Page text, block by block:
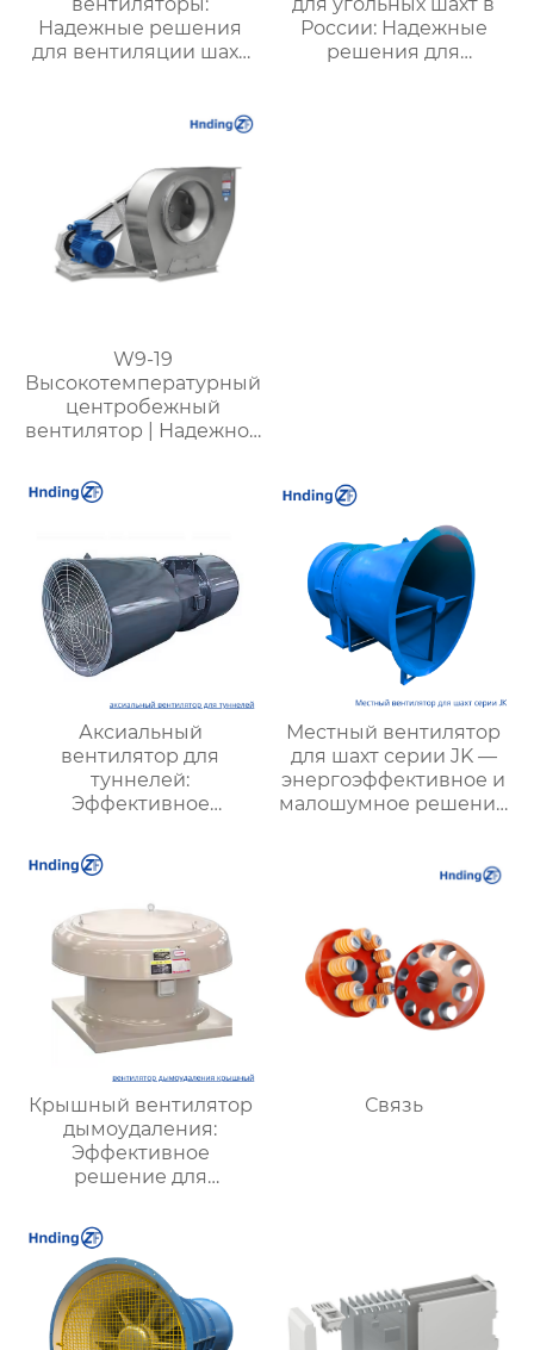
Надежные решения
для вентиляции шахт
России: Надежные
решения для
W9-19
Высокотемпературный
центробежный
вентилятор | Надежное
работы при
температуре до 950℃
Аксиальный
вентилятор для
туннелей:
Эффективное
вентиляции
подземных объектов и
шахт
Местный вентилятор
для шахт серии JK —
энергоэффективное и
малошумное решение
Крышный вентилятор
дымоудаления:
Эффективное
решение для
вентиляции зданий
Связь